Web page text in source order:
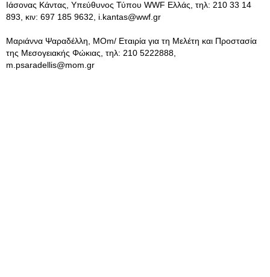
Ιάσονας Κάντας, Υπεύθυνος Τύπου WWF Ελλάς, τηλ: 210 33 14
893, κιν: 697 185 9632, i.kantas@wwf.gr
Μαριάννα Ψαραδέλλη, ΜΟm/ Εταιρία για τη Μελέτη και Προστασία
της Μεσογειακής Φώκιας, τηλ: 210 5222888,
m.psaradellis@mom.gr